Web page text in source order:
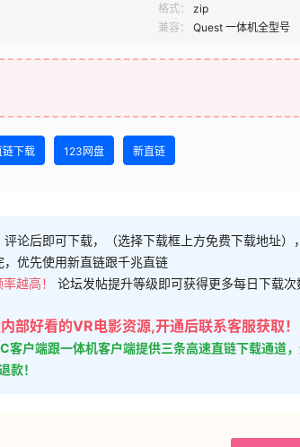
格式：
zip
兼容：
Quest 一体机全型号
链下载 123网盘 新直链
论后即可下载，（选择下载框上方免费下载地址
优先使用新直链跟千兆直链
越高！ 论坛发帖提升等级即可获得更多每日下载次
好看的VR电影资源,开通后联系客服获取！
户端跟一体机客户端提供三条高速直链下载通道
款！